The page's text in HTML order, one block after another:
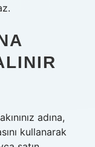
adına,
kullanarak